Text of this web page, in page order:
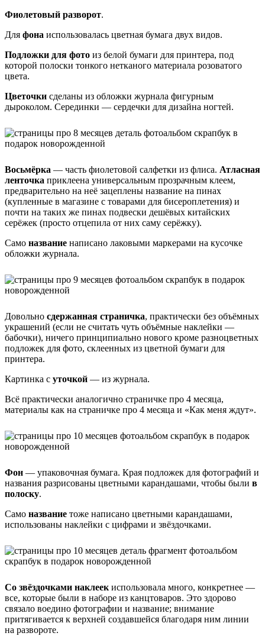
Фиолетовый разворот.
Для фона использовалась цветная бумага двух видов.
Подложки для фото из белой бумаги для принтера, под
которой полоски тонкого нетканого материала розоватого
цвета.
Цветочки сделаны из обложки журнала фигурным
дыроколом. Серединки — сердечки для дизайна ногтей.
Восьмёрка — часть фиолетовой салфетки из флиса. Атласная
ленточка приклеена универсальным прозрачным клеем,
предварительно на неё зацеплены название на пинах
(купленные в магазине с товарами для бисероплетения) и
почти на таких же пинах подвески дешёвых китайских
серёжек (просто отцепила от них саму серёжку).
Само название написано лаковыми маркерами на кусочке
обложки журнала.
Довольно сдержанная страничка, практически без объёмных
украшений (если не считать чуть объёмные наклейки —
бабочки), ничего принципиально нового кроме разноцветных
подложек для фото, склеенных из цветной бумаги для
принтера.
Картинка с уточкой — из журнала.
Всё практически аналогично страничке про 4 месяца,
материалы как на страничке про 4 месяца и «Как меня ждут».
Фон — упаковочная бумага. Края подложек для фотографий и
названия разрисованы цветными карандашами, чтобы были в
полоску.
Само название тоже написано цветными карандашами,
использованы наклейки с цифрами и звёздочками.
Со звёздочками наклеек использовала много, конкретнее —
все, которые были в наборе из канцтоваров. Это здорово
связало воедино фотографии и название; внимание
притягивается к верхней создавшейся благодаря ним линии
на развороте.